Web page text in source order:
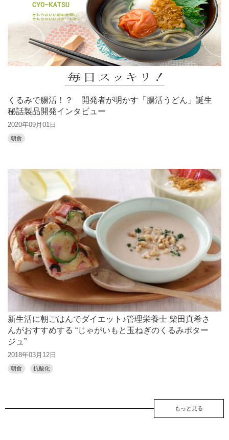
くるみで腸活！？ 開発者が明かす「腸活うどん」誕生
秘話製品開発インタビュー
2020年09月01日
朝食
新生活に朝ごはんでダイエット♪管理栄養士 柴田真希さ
んがおすすめする “じゃがいもと玉ねぎのくるみポター
ジュ”
2018年03月12日
朝食 抗酸化
もっと見る